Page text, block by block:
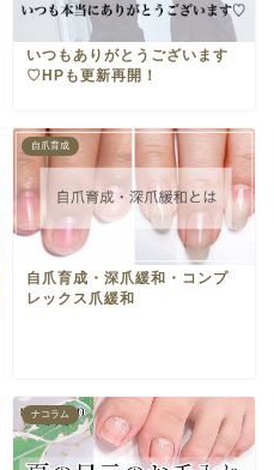
いつもありがとうございます
♡HPも更新再開！
自爪育成
自爪育成・深爪緩和・コンプ
レックス爪緩和
ナコラム